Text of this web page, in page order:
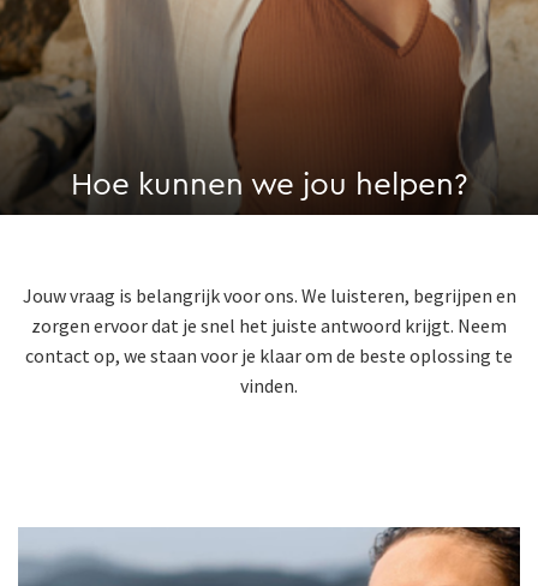
Hoe kunnen we jou helpen?
Jouw vraag is belangrijk voor ons. We luisteren, begrijpen en
zorgen ervoor dat je snel het juiste antwoord krijgt. Neem
contact op, we staan voor je klaar om de beste oplossing te
vinden.